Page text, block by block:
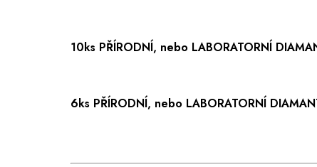
10ks PŘÍRODNÍ, nebo LABORATORNÍ
6ks PŘÍRODNÍ, nebo LABORATORNÍ